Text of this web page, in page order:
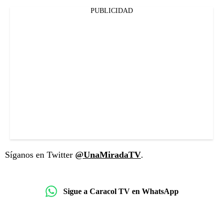
PUBLICIDAD
Síganos en Twitter @UnaMiradaTV.
Sigue a Caracol TV en WhatsApp